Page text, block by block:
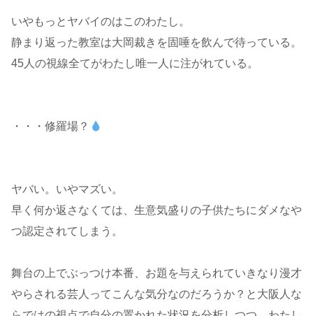
いやもっとヤバイのはこのわたし。
静まり返った教室は大岡裁きを固唾を飲んで待っている。
45人の視線全てがわたし唯一人に注がれている。
・・・修羅場？
ヤバい。いやマズい。
早く何か返さなくては、生意気盛りの子供たちにダメなや
つ認定されてしまう。
舞台の上でぶっつけ本番、お題を与えられていきなり漫才
やらされる芸人ってこんな気分なのだろうか？と大阪人な